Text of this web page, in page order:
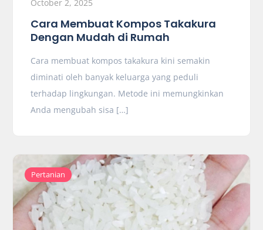
October 2, 2025
Cara Membuat Kompos Takakura
Dengan Mudah di Rumah
Cara membuat kompos takakura kini semakin
diminati oleh banyak keluarga yang peduli
terhadap lingkungan. Metode ini memungkinkan
Anda mengubah sisa […]
Pertanian